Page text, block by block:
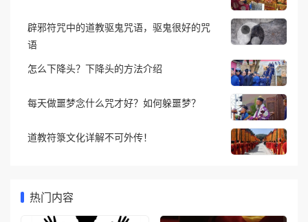
辟邪符咒中的道教驱鬼咒语，驱鬼很好的咒
语
怎么下降头？下降头的方法介绍
每天做噩梦念什么咒才好？如何躲噩梦？
道教符箓文化详解不可外传！
热门内容